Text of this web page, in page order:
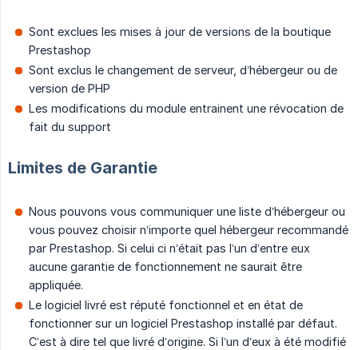
Sont exclues les mises à jour de versions de la boutique
Prestashop
Sont exclus le changement de serveur, d’hébergeur ou de
version de PHP
Les modifications du module entrainent une révocation de
fait du support
Limites de Garantie
Nous pouvons vous communiquer une liste d’hébergeur ou
vous pouvez choisir n’importe quel hébergeur recommandé
par Prestashop. Si celui ci n’était pas l’un d’entre eux
aucune garantie de fonctionnement ne saurait être
appliquée.
Le logiciel livré est réputé fonctionnel et en état de
fonctionner sur un logiciel Prestashop installé par défaut.
C’est à dire tel que livré d’origine. Si l’un d’eux à été modifié